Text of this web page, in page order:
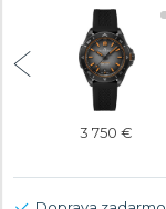
3 750 €